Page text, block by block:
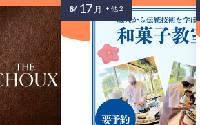
8/ 17 月 + 他 2